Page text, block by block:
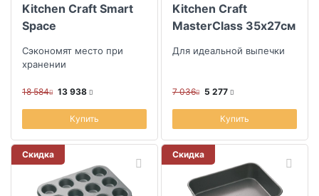
Kitchen Craft Smart
Space
Сэкономят место при
хранении
18 584 13 938
Купить
Kitchen Craft
MasterClass 35х27см
Для идеальной выпечки
7 036 5 277
Купить
Скидка Скидка